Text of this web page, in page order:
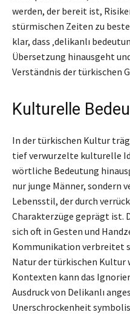
werden, der bereit ist,
stürmischen Zeiten zu
klar, dass ‚delikanlı
Übersetzung hinausgeht
Verständnis der türkischen
Kulturelle
In der türkischen Kultur
tief verwurzelte kulturelle
wörtliche Bedeutung
nur junge Männer, sondern
Lebensstil, der durch
Charakterzüge geprägt ist.
sich oft in Gesten und
Kommunikation verbreitet
Natur der türkischen Kultur
Kontexten kann das
Ausdruck von Delikanlı
Unerschrockenheit